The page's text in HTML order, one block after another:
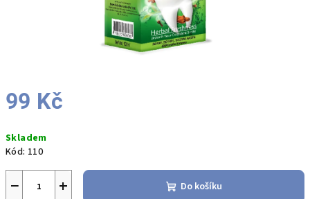
99 Kč
cena:
Skladem
Kód: 110
+
− Do košíku